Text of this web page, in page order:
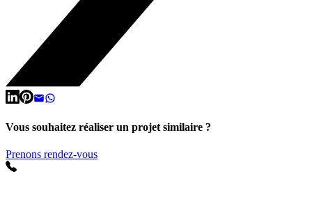
Vous souhaitez réaliser un projet similaire ?
Prenons rendez-vous